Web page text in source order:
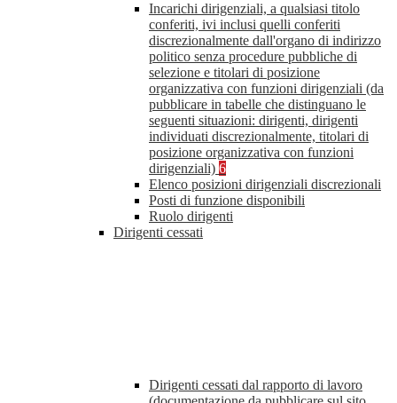
Incarichi dirigenziali, a qualsiasi titolo
conferiti, ivi inclusi quelli conferiti
discrezionalmente dall'organo di indirizzo
politico senza procedure pubbliche di
selezione e titolari di posizione
organizzativa con funzioni dirigenziali (da
pubblicare in tabelle che distinguano le
seguenti situazioni: dirigenti, dirigenti
individuati discrezionalmente, titolari di
posizione organizzativa con funzioni
dirigenziali) 6
Elenco posizioni dirigenziali discrezionali
Posti di funzione disponibili
Ruolo dirigenti
Dirigenti cessati
Dirigenti cessati dal rapporto di lavoro